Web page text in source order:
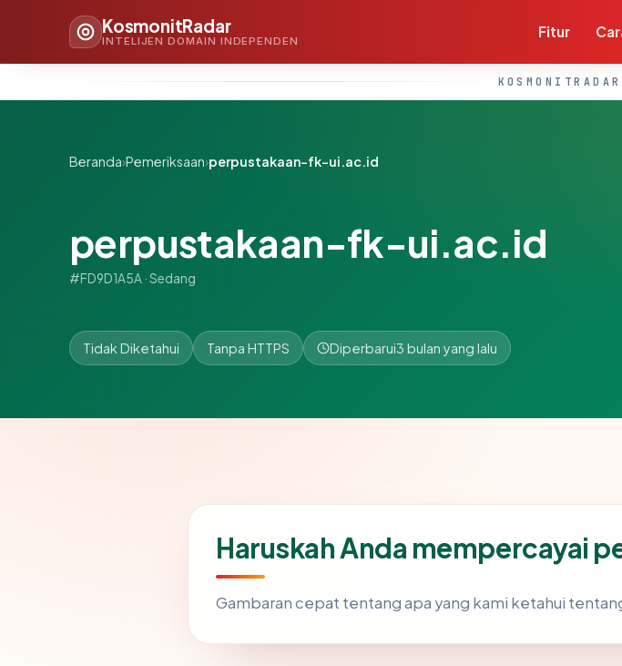
KosmonitRadar
INTELIJEN DOMAIN INDEPENDEN
Fitur
Beranda›Pemeriksaan›perpustakaan-fk-ui.ac.id
perpustakaan-fk-ui.ac.id
#FD9D1A5A · Sedang
Tidak Diketahui Tanpa HTTPS Diperbarui3 bulan yang lalu
Haruskah Anda mempercayai
Gambaran cepat tentang apa yang kami ketahui